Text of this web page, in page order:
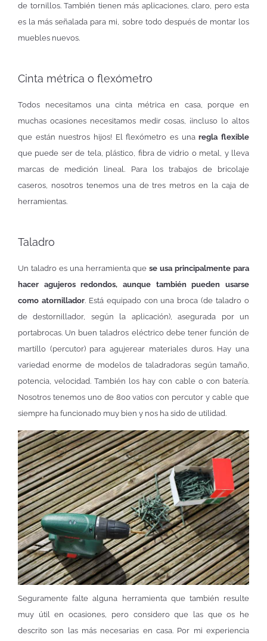
de tornillos. También tienen más aplicaciones, claro, pero esta
es la más señalada para mi, sobre todo después de montar los
muebles nuevos.
Cinta métrica o flexómetro
Todos necesitamos una cinta métrica en casa, porque en
muchas ocasiones necesitamos medir cosas, ¡incluso lo altos
que están nuestros hijos! El flexómetro es unaregla flexible
que puede ser de tela, plástico, fibra de vidrio o metal, y lleva
marcas de medición lineal. Para los trabajos de bricolaje
caseros, nosotros tenemos una de tres metros en la caja de
herramientas.
Taladro
Un taladro es una herramienta quese usa principalmente para
hacer agujeros redondos, aunque también pueden usarse
como atornillador. Está equipado con una broca (de taladro o
de destornillador, según la aplicación), asegurada por un
portabrocas. Un buen taladros eléctrico debe tener función de
martillo (percutor) para agujerear materiales duros. Hay una
variedad enorme de modelos de taladradoras según tamaño,
potencia, velocidad. También los hay con cable o con batería.
Nosotros tenemos uno de 800 vatios con percutor y cable que
siempre ha funcionado muy bien y nos ha sido de utilidad.
Seguramente falte alguna herramienta que también resulte
muy útil en ocasiones, pero considero que las que os he
descrito son las más necesarias en casa. Por mi experiencia